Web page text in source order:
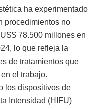
ha experimentado
procedimientos no
78.500 millones en
lo que refleja la
de tratamientos que
el trabajo.
los dispositivos de
Intensidad (HIFU)